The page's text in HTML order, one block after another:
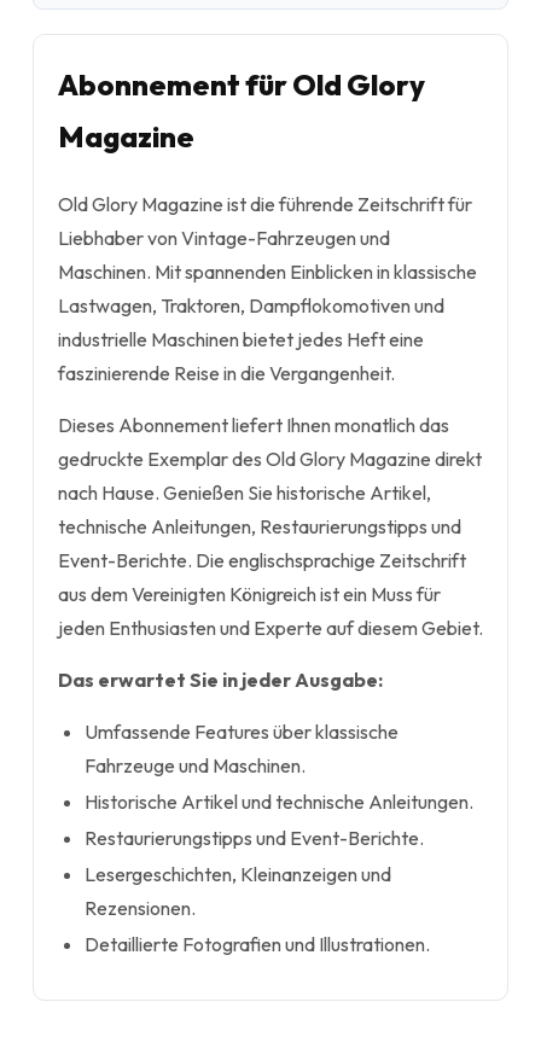
Abonnement für Old Glory
Magazine
Old Glory Magazine ist die führende Zeitschrift für
Liebhaber von Vintage-Fahrzeugen und
Maschinen. Mit spannenden Einblicken in klassische
Lastwagen, Traktoren, Dampflokomotiven und
industrielle Maschinen bietet jedes Heft eine
faszinierende Reise in die Vergangenheit.
Dieses Abonnement liefert Ihnen monatlich das
gedruckte Exemplar des Old Glory Magazine direkt
nach Hause. Genießen Sie historische Artikel,
technische Anleitungen, Restaurierungstipps und
Event-Berichte. Die englischsprachige Zeitschrift
aus dem Vereinigten Königreich ist ein Muss für
jeden Enthusiasten und Experte auf diesem Gebiet.
Das erwartet Sie in jeder Ausgabe:
Umfassende Features über klassische
Fahrzeuge und Maschinen.
Historische Artikel und technische Anleitungen.
Restaurierungstipps und Event-Berichte.
Lesergeschichten, Kleinanzeigen und
Rezensionen.
Detaillierte Fotografien und Illustrationen.